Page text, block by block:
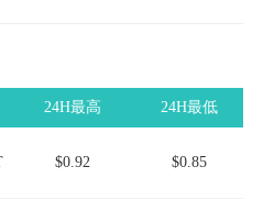
24H最高 24H最低
$0.92 $0.85